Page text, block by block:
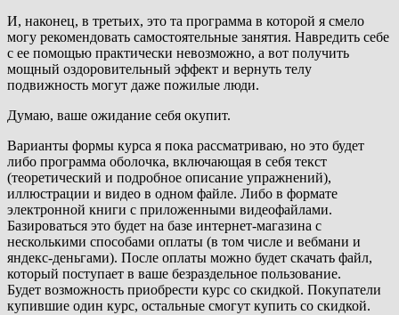
И, наконец, в третьих, это та программа в которой я смело
могу рекомендовать самостоятельные занятия. Навредить себе
с ее помощью практически невозможно, а вот получить
мощный оздоровительный эффект и вернуть телу
подвижность могут даже пожилые люди.
Думаю, ваше ожидание себя окупит.
Варианты формы курса я пока рассматриваю, но это будет
либо программа оболочка, включающая в себя текст
(теоретический и подробное описание упражнений),
иллюстрации и видео в одном файле. Либо в формате
электронной книги с приложенными видеофайлами.
Базироваться это будет на базе интернет-магазина с
несколькими способами оплаты (в том числе и вебмани и
яндекс-деньгами). После оплаты можно будет скачать файл,
который поступает в ваше безраздельное пользование.
Будет возможность приобрести курс со скидкой. Покупатели
купившие один курс, остальные смогут купить со скидкой.